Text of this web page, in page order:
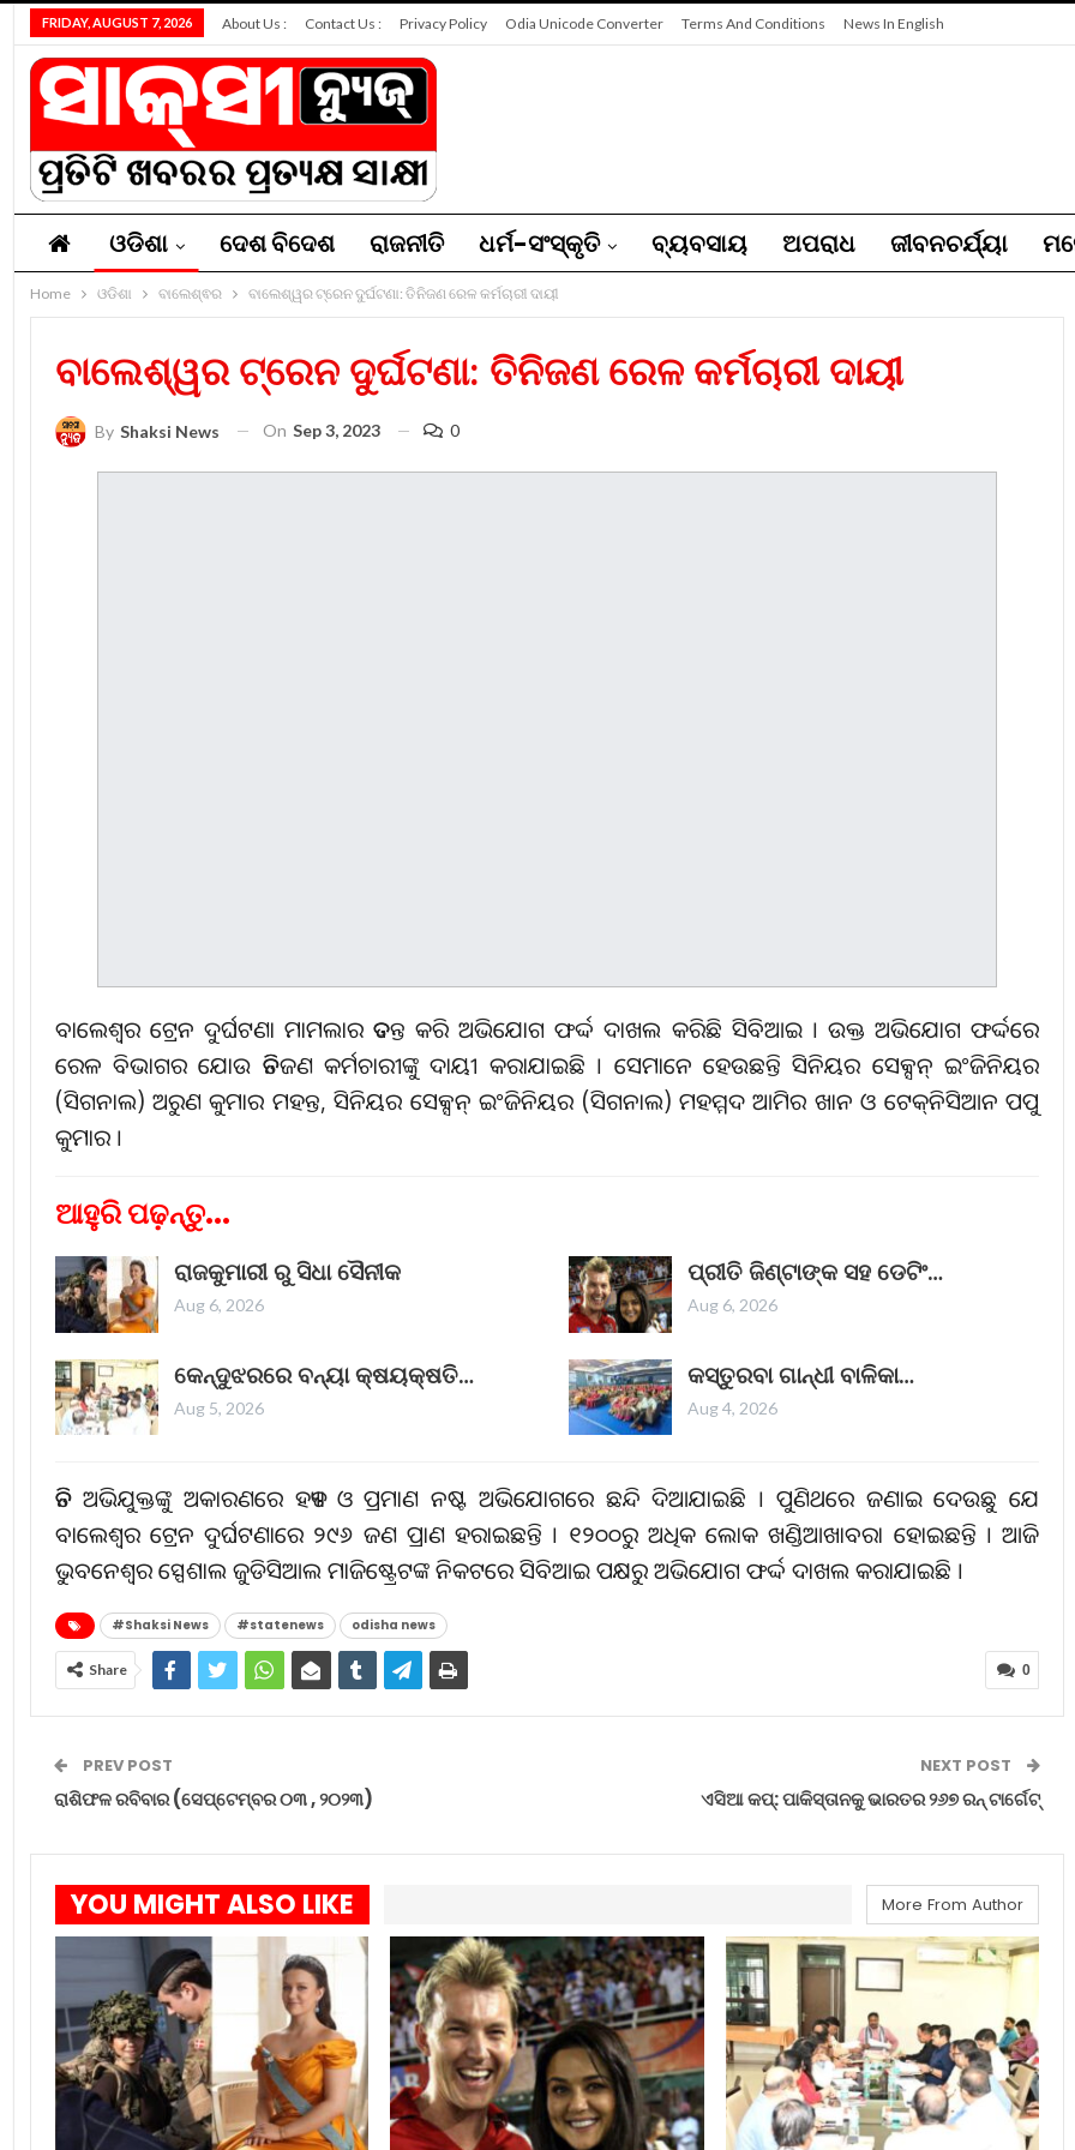
FRIDAY, AUGUST 7, 2026 About Us : Contact Us : Privacy Policy Odia Unicode Converter Terms And Conditions News In English
ଓଡିଶା ଦେଶ ବିଦେଶ ରାଜନୀତି ଧର୍ମ-ସଂସ୍କୃତି ବ୍ୟବସାୟ ଅପରାଧ ଜୀବନଚର୍ଯ୍ୟା
ନିଯୁକ୍ତି
ସମ୍ପାଦକୀୟ
Home ଓଡିଶା ବାଲେଶ୍ଵର ବାଲେଶ୍ୱର ଟ୍ରେନ ଦୁର୍ଘଟଣା: ତିନିଜଣ ରେଳ କର୍ମଚାରୀ ଦାୟୀ
ବାଲେଶ୍ୱର ଟ୍ରେନ ଦୁର୍ଘଟଣା: ତିନିଜଣ ରେଳ କର୍ମଚାରୀ ଦାୟୀ
By Shaksi News On Sep 3, 2023 0
ବାଲେଶ୍ୱର ଟ୍ରେନ ଦୁର୍ଘଟଣା ମାମଲାର ତଦନ୍ତ କରି ଅଭିଯୋଗ ଫର୍ଦ୍ଦ ଦାଖଲ କରିଛି ସିବିଆଇ । ଉକ୍ତ ଅଭିଯୋଗ ଫର୍ଦ୍ଦରେ
ରେଳ ବିଭାଗର ଯୋଉ ତିନିଜଣ କର୍ମଚାରୀଙ୍କୁ ଦାୟୀ କରାଯାଇଛି । ସେମାନେ ହେଉଛନ୍ତି ସିନିୟର ସେକ୍ସନ୍‌ ଇଂଜିନିୟର
(ସିଗନାଲ) ଅରୁଣ କୁମାର ମହନ୍ତ, ସିନିୟର ସେକ୍ସନ୍‌ ଇଂଜିନିୟର (ସିଗନାଲ) ମହମ୍ମଦ ଆମିର ଖାନ ଓ ଟେକ୍‌ନିସିଆନ ପପୁ
କୁମାର ।
ଆହୁରି ପଢ଼ନ୍ତୁ...
ରାଜକୁମାରୀ ରୁ ସିଧା ସୈନୀକ
Aug 6, 2026
ପ୍ରୀତି ଜିଣ୍ଟାଙ୍କ ସହ ଡେଟିଂ…
Aug 6, 2026
କେନ୍ଦୁଝରରେ ବନ୍ୟା କ୍ଷୟକ୍ଷତି…
Aug 5, 2026
କସ୍ତୁରବା ଗାନ୍ଧୀ ବାଳିକା…
Aug 4, 2026
ତିନି ଅଭିଯୁକ୍ତଙ୍କୁ ଅକାରଣରେ ହତ୍ୟା ଓ ପ୍ରମାଣ ନଷ୍ଟ ଅଭିଯୋଗରେ ଛନ୍ଦି ଦିଆଯାଇଛି । ପୁଣିଥରେ ଜଣାଇ ଦେଉଛୁ ଯେ
ବାଲେଶ୍ୱର ଟ୍ରେନ ଦୁର୍ଘଟଣାରେ ୨୯୬ ଜଣ ପ୍ରାଣ ହରାଇଛନ୍ତି । ୧୨୦୦ରୁ ଅଧିକ ଲୋକ ଖଣ୍ଡିଆଖାବରା ହୋଇଛନ୍ତି । ଆଜି
ଭୁବନେଶ୍ୱର ସ୍ପେଶାଲ ଜୁଡିସିଆଲ ମାଜିଷ୍ଟ୍ରେଟଙ୍କ ନିକଟରେ ସିବିଆଇ ପକ୍ଷରୁ ଅଭିଯୋଗ ଫର୍ଦ୍ଦ ଦାଖଲ କରାଯାଇଛି ।
#Shaksi News #statenews odisha news
0
Share
PREV POST
ରାଶିଫଳ ରବିବାର (ସେପ୍ଟେମ୍ବର ୦୩ , ୨୦୨୩)
NEXT POST
ଏସିଆ କପ୍‌: ପାକିସ୍ତାନକୁ ଭାରତର ୨୬୭ ରନ୍‌ ଟାର୍ଗେଟ୍‌
YOU MIGHT ALSO LIKE More From Author